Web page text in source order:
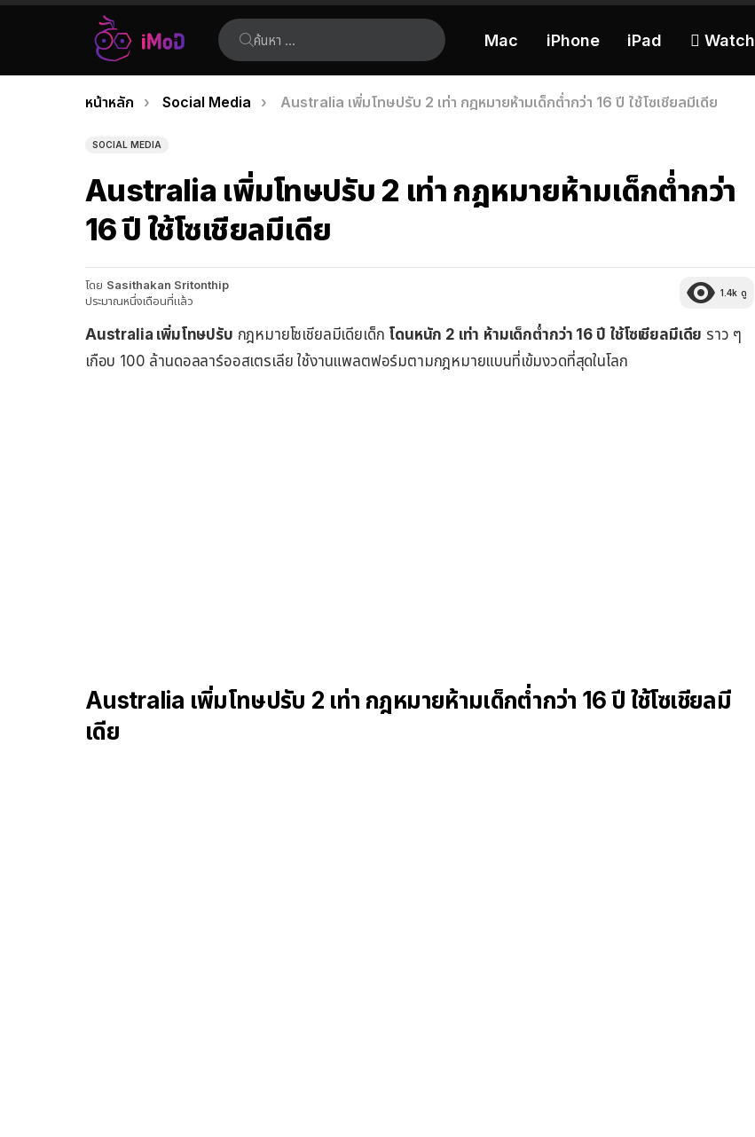
ค้นหา:
Mac iPhone iPad  Watch
เรื่อง
ล่าสุด
คุณอยู่ที่นี่:
หน้าหลัก Social Media Australia เพิ่มโทษปรับ 2 เท่า กฎหมายห้ามเด็กต่ำกว่า 16 ปี ใช้โซเชียลมีเดีย
SOCIAL MEDIA
Australia เพิ่มโทษปรับ 2 เท่า กฎหมายห้ามเด็กต่ำกว่า
16 ปี ใช้โซเชียลมีเดีย
โดย Sasithakan Sritonthip
ประมาณหนึ่งเดือนที่แล้ว
1.4k ดู
Australia เพิ่มโทษปรับ กฎหมายโซเชียลมีเดียเด็ก โดนหนัก 2 เท่า ห้ามเด็กต่ำกว่า 16 ปี ใช้โซเชียลมีเดีย ราว ๆ
เกือบ 100 ล้านดอลลาร์ออสเตรเลีย ใช้งานแพลตฟอร์มตามกฎหมายแบนที่เข้มงวดที่สุดในโลก
Australia เพิ่มโทษปรับ 2 เท่า กฎหมายห้ามเด็กต่ำกว่า 16 ปี ใช้โซเชียลมี
เดีย